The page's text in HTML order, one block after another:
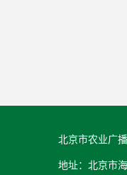
北京市农业广
地址：北京市